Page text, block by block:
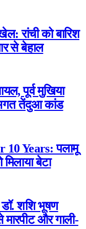
रांची को बारिश
से बेहाल
पूर्व मुखिया
भगत तेंदुआ कांड
10 Years: पलामू
बेटा
शशि भूषण
मारपीट और गाली-